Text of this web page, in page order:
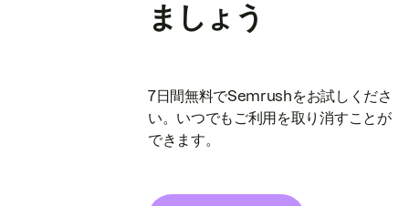
ましょう
7日間無料でSemrushをお試しくださ
い。いつでもご利用を取り消すことが
できます。